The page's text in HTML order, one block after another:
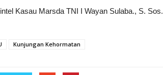
Kasau Marsda TNI I Wayan Sulaba., S.
Kunjungan Kehormatan